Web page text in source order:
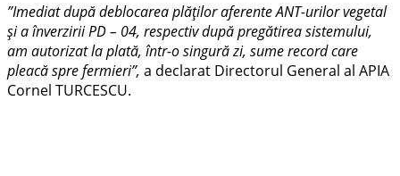
”Imediat după deblocarea plăților aferente ANT-urilor vegetal
și a înverzirii PD – 04, respectiv după pregătirea sistemului,
am autorizat la plată, într-o singură zi, sume record care
pleacă spre fermieri”, a declarat Directorul General al APIA
Cornel TURCESCU.